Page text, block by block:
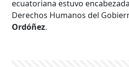
ecuatoriana estuvo
Derechos Humanos del
Ordóñez.